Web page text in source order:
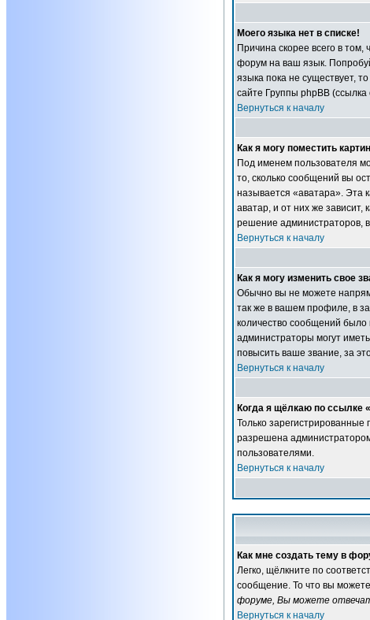
Моего языка нет в списке!
Причина скорее всего в
форум на ваш язык.
языка пока не существует,
сайте Группы phpBB (ссылка
Вернуться к началу
Как я могу поместить
Под именем пользователя
то, сколько сообщений вы
называется «аватара». Эта
аватар, и от них же
решение администраторов,
Вернуться к началу
Как я могу изменить свое
Обычно вы не можете
так же в вашем профиле, в
количество сообщений
администраторы могут
повысить ваше звание, за
Вернуться к началу
Когда я щёлкаю по ссылке
Только
разрешена
пользователями.
Вернуться к началу
Как мне создать тему в
Легко, щёлкните по
сообщение. То что вы
форуме, Вы можете
Вернуться к началу